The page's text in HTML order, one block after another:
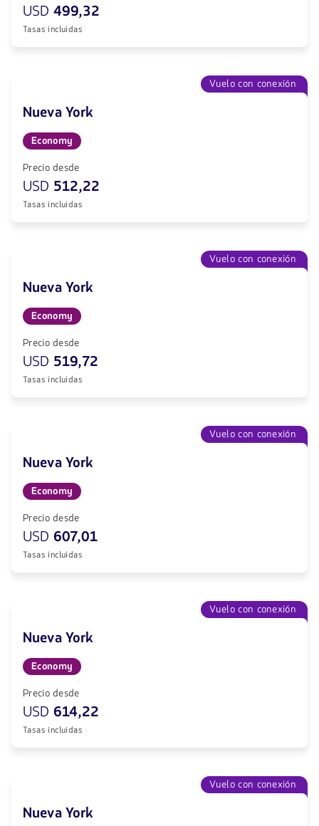
USD 499,32
Tasas incluidas
Vuelo con conexión
Nueva York
Economy
Precio desde
USD 512,22
Tasas incluidas
Vuelo con conexión
Nueva York
Economy
Precio desde
USD 519,72
Tasas incluidas
Vuelo con conexión
Nueva York
Economy
Precio desde
USD 607,01
Tasas incluidas
Vuelo con conexión
Nueva York
Economy
Precio desde
USD 614,22
Tasas incluidas
Vuelo con conexión
Nueva York